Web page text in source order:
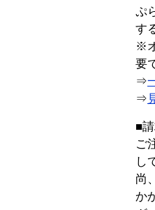
ぷ
す
※
要
⇒
⇒
■
ご
し
尚
か